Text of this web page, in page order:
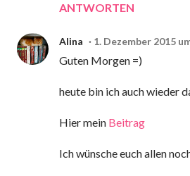
ANTWORTEN
Alina 1. Dezember 2015
Guten Morgen =)
heute bin ich auch wieder
Hier mein Beitrag
Ich wünsche euch allen